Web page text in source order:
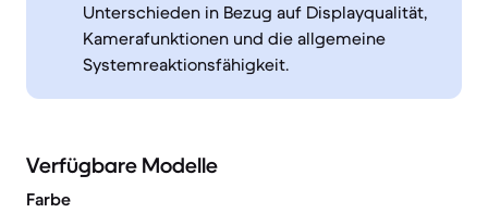
Unterschieden in Bezug auf Displayqualität,
Kamerafunktionen und die allgemeine
Systemreaktionsfähigkeit.
Verfügbare Modelle
Farbe